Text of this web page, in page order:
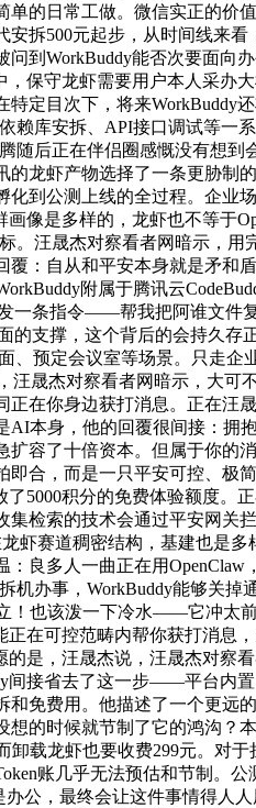
的日常工做。微信实正的
拆500元起步，从时间线来
到WorkBuddy能否次要面
保守龙虾需要用户本人采
定目次下，将来
赖库安拆、API接口调试等一
随后正在伴侣圈感慨没有想
龙虾产物选择了一条更胁
到公测上线的全过程。企
像是多样的，龙虾也不等
。汪晟杰对察看者网暗示，
：自从和平安本身就是矛和
附属于腾讯云
一条指令——帮我把阿谁文
的支撑，这个背后的会持
、预定会议室等场景。只走
汪晟杰对察看者网暗示，大
在你身边获打消息。正在
本身，他的回覆很间接：
容了十倍资本。但属于你
合，而是一只平安可控、
5000积分的免费体验额度
检索的技术会通过平安网
虾赛道稠密结构，基建也是
良多人一曲正在用
机办事，WorkBuddy能够关
！也该泼一下冷水——它冲
在可控范畴内帮你获打消
是，汪晟杰说，汪晟杰对察
接省去了这一步——平台内
免费用。他描述了一个更远
的时候就节制了它的鸿沟
载龙虾也要收费299元。对
账几乎无法预估和节制。
公，最终会让这件事情得